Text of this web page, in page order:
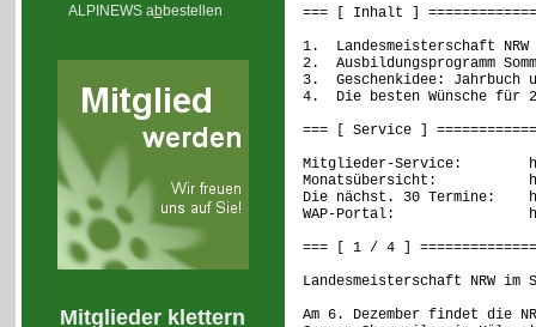
ALPINEWS abbestellen
Mitglieder klettern
=== [ Inhalt ]
1. Landesmeisterschaft
2. Ausbildungsprogramm
3. Geschenkidee: Jahrbuch
4. Die besten Wünsche für
=== [ Service ]
Mitglieder-Service:
Monatsübersicht: http://
Die nächst. 30 Termine:
WAP-Portal: http://
=== [ 1 / 4 ]
Landesmeisterschaft NRW
Am 6. Dezember findet die